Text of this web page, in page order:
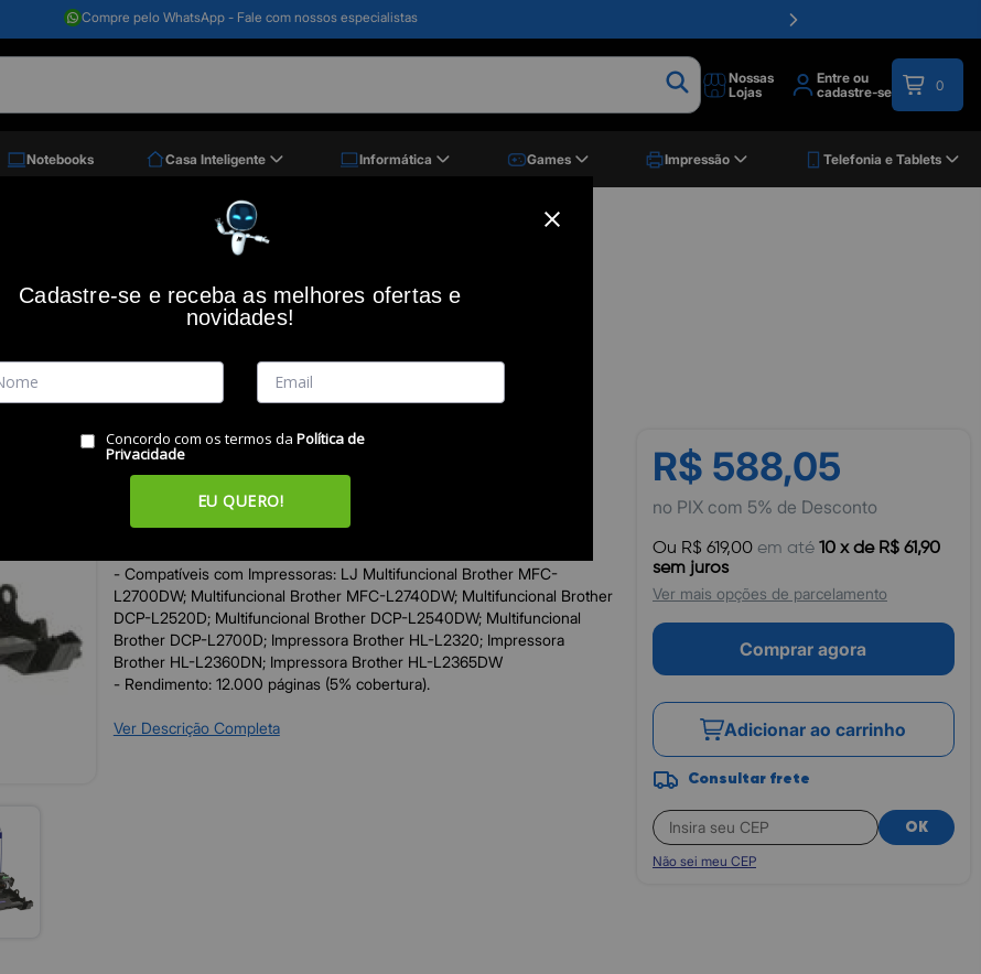
Compre pelo WhatsApp - Fale com nossos especialistas
Nossas
Lojas
Entre ou
cadastre-se
0
Notebooks Casa Inteligente Informática Games Impressão Telefonia e Tablets
R$ 588,05
no PIX com 5% de Desconto
Ou R$ 619,00em até 10 x de R$ 61,90
sem juros
Ver mais opções de parcelamento
Comprar agora
Adicionar ao carrinho
Consultar frete
OK
Não sei meu CEP
Cilindro BROTHER Laser DR-2340
Código: 37502
(0)
Vendido e Entregue por:Miranda
RESUMO DO PRODUTO
- Compatíveis com Impressoras: LJ Multifuncional Brother MFC-
L2700DW; Multifuncional Brother MFC-L2740DW; Multifuncional Brother
DCP-L2520D; Multifuncional Brother DCP-L2540DW; Multifuncional
Brother DCP-L2700D; Impressora Brother HL-L2320; Impressora
Brother HL-L2360DN; Impressora Brother HL-L2365DW
- Rendimento: 12.000 páginas (5% cobertura).
Ver Descrição Completa
Cadastre-se e receba as melhores ofertas e
novidades!
Concordo com os termos da Política de
Privacidade
EU QUERO!